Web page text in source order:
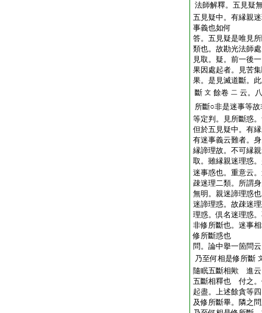
法師解釋。五見疑
五見疑中。有縁親
事義也如何
答。五見疑是唯見
類也。故勘光法師
見取。疑。前一後
果因處起者。見苦
果。是見滅道斷。
斷 文 餘卷 二 云。
所斷○非是迷事等
等定判。見所斷惑
但於五見疑中。有
有迷事義云難者。
縁諦理故。不可縁
取。雖縁親迷理惑
迷事惑也。重意云
疎迷理二類。所謂
無明。親迷諦理惑
迷諦理惑。故疎迷
理惑。倶名迷理惑
非修所斷也。迷事
修所斷惑也
問。論中擧一箇問
乃至何相是修所斷
隨眠五斷相歟 進云
五斷相釋也 付之。
起盡。上述餘貪等
及修所斷畢。隣之